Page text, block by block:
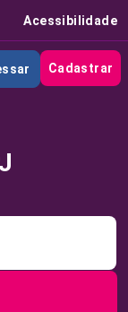
Acessibilidade
Cadastrar